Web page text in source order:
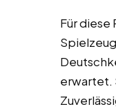
Für
erwartet.